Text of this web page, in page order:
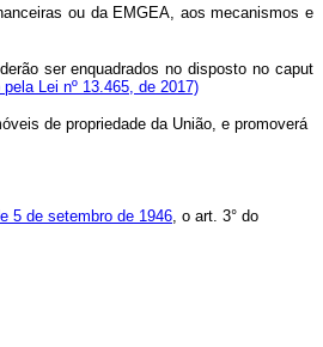
ou da EMGEA, aos mecanismos e
ser enquadrados no disposto nocaput
Lei nº 13.465, de 2017)
de propriedade da União, e promoverá
5 de setembro de 1946, o art. 3° do